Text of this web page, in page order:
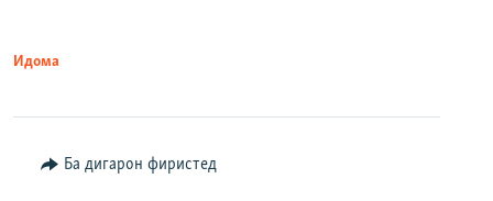
Идома
Ба дигарон фиристед